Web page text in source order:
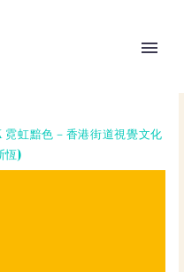
虹黯色－香港街道視覺文化
恆)